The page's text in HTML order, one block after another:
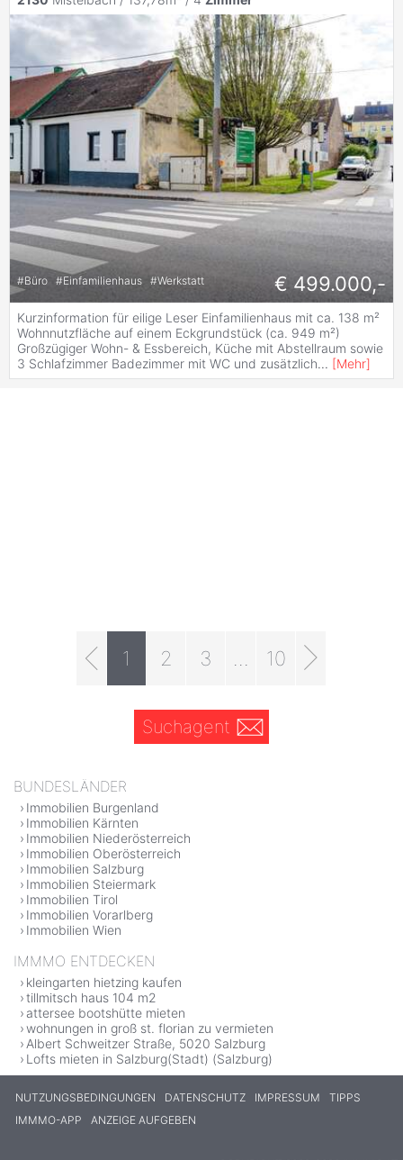
#Büro #Einfamilienhaus #Werkstatt € 499.000,-
Kurzinformation für eilige Leser Einfamilienhaus mit ca. 138 m²
Wohnnutzfläche auf einem Eckgrundstück (ca. 949 m²)
Großzügiger Wohn- & Essbereich, Küche mit Abstellraum sowie
3 Schlafzimmer Badezimmer mit WC und zusätzlich... [Mehr]
1 2 3 10
Suchagent
BUNDESLÄNDER
Immobilien Burgenland
Immobilien Kärnten
Immobilien Niederösterreich
Immobilien Oberösterreich
Immobilien Salzburg
Immobilien Steiermark
Immobilien Tirol
Immobilien Vorarlberg
Immobilien Wien
IMMMO ENTDECKEN
kleingarten hietzing kaufen
tillmitsch haus 104 m2
attersee bootshütte mieten
wohnungen in groß st. florian zu vermieten
Albert Schweitzer Straße, 5020 Salzburg
Lofts mieten in Salzburg(Stadt) (Salzburg)
NUTZUNGSBEDINGUNGEN DATENSCHUTZ IMPRESSUM
TIPPS
IMMMO-APP
ANZEIGE AUFGEBEN